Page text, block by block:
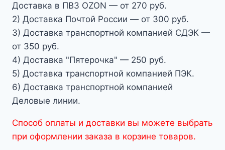
Доставка в ПВЗ OZON — от 270 руб.
2) Доставка Почтой России — от 300 руб.
3) Доставка транспортной компанией СДЭК —
от 350 руб.
4) Доставка "Пятерочка" — 250 руб.
5) Доставка транспортной компанией ПЭК.
6) Доставка транспортной компанией
Деловые линии.
Способ оплаты и доставки вы можете выбрать
при оформлении заказа в корзине товаров.